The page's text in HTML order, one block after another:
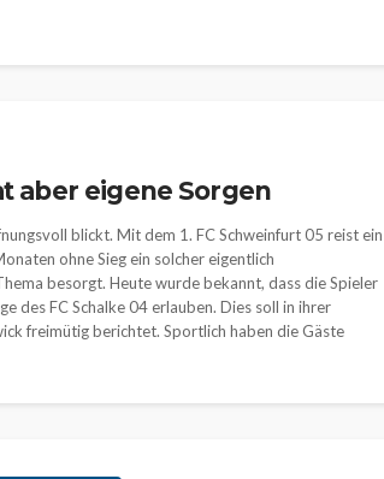
aber eigene Sorgen
blickt. Mit dem 1. FC Schweinfurt 05 reist ein
ohne Sieg ein solcher eigentlich
besorgt. Heute wurde bekannt, dass die Spieler
des FC Schalke 04 erlauben. Dies soll in ihrer
freimütig berichtet. Sportlich haben die Gäste